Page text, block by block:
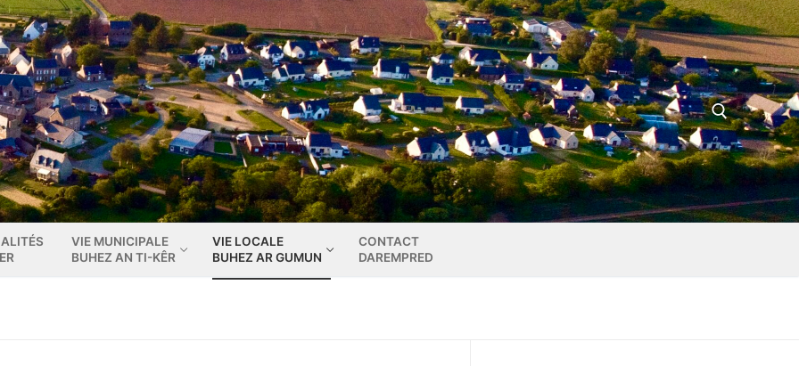
Rechercher :
VIE MUNICIPALE
BUHEZ AN TI-KÊR
VIE LOCALE
BUHEZ AR GUMUN
CONTACT
DAREMPRED